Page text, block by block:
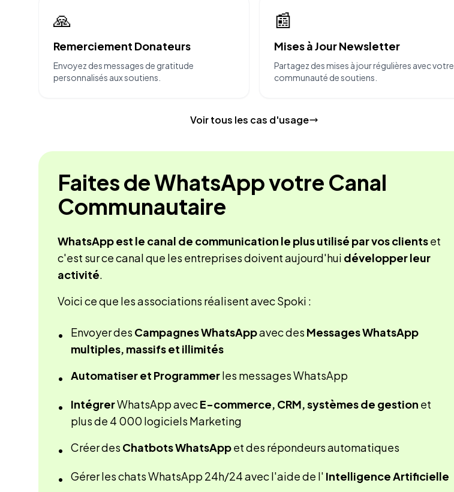
🙏
Remerciement Donateurs
Envoyez des messages de gratitude
personnalisés aux soutiens.
📰
Mises à Jour Newsletter
Partagez des mises à jour régulières avec votre
communauté de soutiens.
Voir tous les cas d'usage
Faites de WhatsApp votre Canal
Communautaire
WhatsApp est le canal de communication le plus utilisé par vos clientset
c'est sur ce canal que les entreprises doivent aujourd'hui développer leur
activité.
Voici ce que les associations réalisent avec Spoki :
• Envoyer des Campagnes WhatsAppavec des Messages WhatsApp
multiples, massifs et illimités
• Automatiser et Programmerles messages WhatsApp
• IntégrerWhatsApp avecE-commerce, CRM, systèmes de gestion et
plus de 4 000 logiciels Marketing
• Créer des Chatbots WhatsAppet des répondeurs automatiques
• Gérer les chats WhatsApp 24h/24 avec l'aide de l' Intelligence Artificielle